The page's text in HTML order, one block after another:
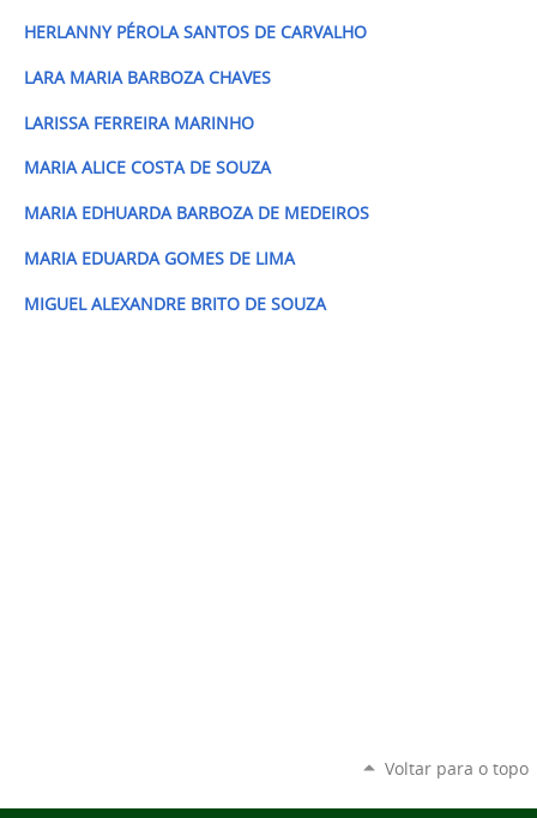
HERLANNY PÉROLA SANTOS DE CARVALHO
LARA MARIA BARBOZA CHAVES
LARISSA FERREIRA MARINHO
MARIA ALICE COSTA DE SOUZA
MARIA EDHUARDA BARBOZA DE MEDEIROS
MARIA EDUARDA GOMES DE LIMA
MIGUEL ALEXANDRE BRITO DE SOUZA
Voltar para o topo